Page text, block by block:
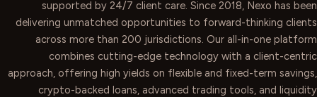
supported by 24/7 client care. Since 2018, Nexo has been
delivering unmatched opportunities to forward-thinking clients
across more than 200 jurisdictions. Our all-in-one platform
combines cutting-edge technology with a client-centric
approach, offering high yields on flexible and fixed-term savings,
crypto-backed loans, advanced trading tools, and liquidity